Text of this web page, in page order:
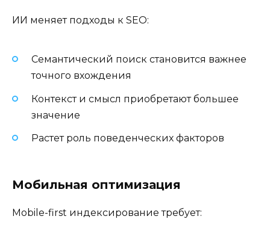
ИИ меняет подходы к SEO:
Семантический поиск становится важнее
точного вхождения
Контекст и смысл приобретают большее
значение
Растет роль поведенческих факторов
Мобильная оптимизация
Mobile-first индексирование требует: